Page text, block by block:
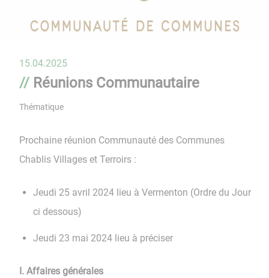
15.04.2025
Réunions Communautaire
Thématique
Prochaine réunion Communauté des Communes
Chablis Villages et Terroirs :
Jeudi 25 avril 2024 lieu à Vermenton (Ordre du Jour
ci dessous)
Jeudi 23 mai 2024 lieu à préciser
I. Affaires générales